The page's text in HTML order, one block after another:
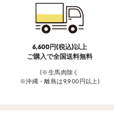
6,600円(税込)以上
ご購入で全国送料無料
(※生馬肉除く
※沖縄・離島は9,900円以上)